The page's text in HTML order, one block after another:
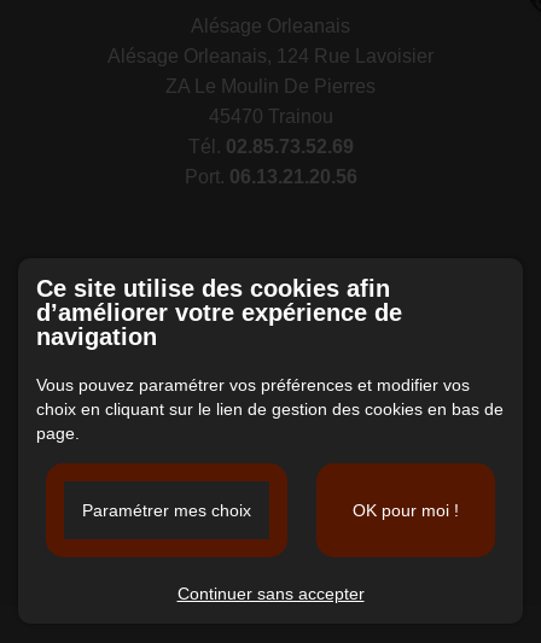
Alésage Orleanais
Alésage Orleanais, 124 Rue Lavoisier
ZA Le Moulin De Pierres
45470 Trainou
Tél. 02.85.73.52.69
Port. 06.13.21.20.56
Ce site utilise des cookies afin
d’améliorer votre expérience de
navigation
Vous pouvez paramétrer vos préférences et modifier vos
choix en cliquant sur le lien de gestion des cookies en bas de
page.
Paramétrer mes choix OK pour moi !
Continuer sans accepter